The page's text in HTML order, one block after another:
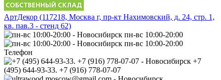
АртДекор (117218, Москва г, пр-кт Нахимовский, д. 24, стр. 1,
кв. пав.3 - стенд 62)
пн-вс 10:00-20:00
пн-вс 10:00-20:00
Телефон
+7
(495) 644-93-33. +7 (916) 778-07-07